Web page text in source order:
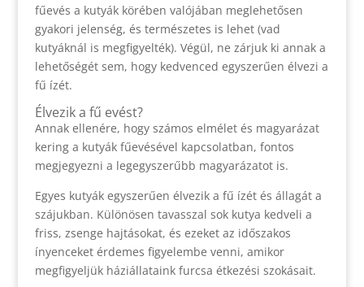
fűevés a kutyák körében valójában meglehetősen
gyakori jelenség, és természetes is lehet (vad
kutyáknál is megfigyelték). Végül, ne zárjuk ki annak a
lehetőségét sem, hogy kedvenced egyszerűen élvezi a
fű ízét.
Élvezik a fű evést?
Annak ellenére, hogy számos elmélet és magyarázat
kering a kutyák fűevésével kapcsolatban, fontos
megjegyezni a legegyszerűbb magyarázatot is.
Egyes kutyák egyszerűen élvezik a fű ízét és állagát a
szájukban. Különösen tavasszal sok kutya kedveli a
friss, zsenge hajtásokat, és ezeket az időszakos
ínyenceket érdemes figyelembe venni, amikor
megfigyeljük háziállataink furcsa étkezési szokásait.